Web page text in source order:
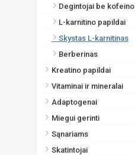
Degintojai be kofeino
L-karnitino papildai
Skystas L-karnitinas
Berberinas
Kreatino papildai
Vitaminai ir mineralai
Adaptogenai
Miegui gerinti
Sąnariams
Skatintojai